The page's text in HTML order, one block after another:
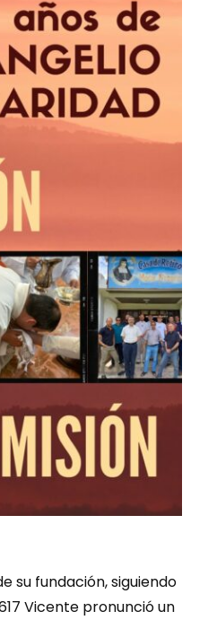
su fundación, siguiendo
Vicente pronunció un